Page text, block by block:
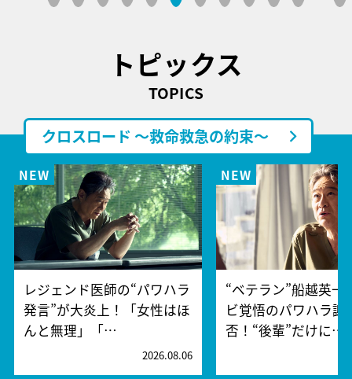
トピックス
TOPICS
クロスロード ～救命救急の約束～
レジェンド医師の“パワハラ
発言”が大炎上！「女性はほ
んと無理」「…
2026.08.06
“ベテラン”船越英一
ビ覚悟のパワハラ謝
否！“後輩”だけに…